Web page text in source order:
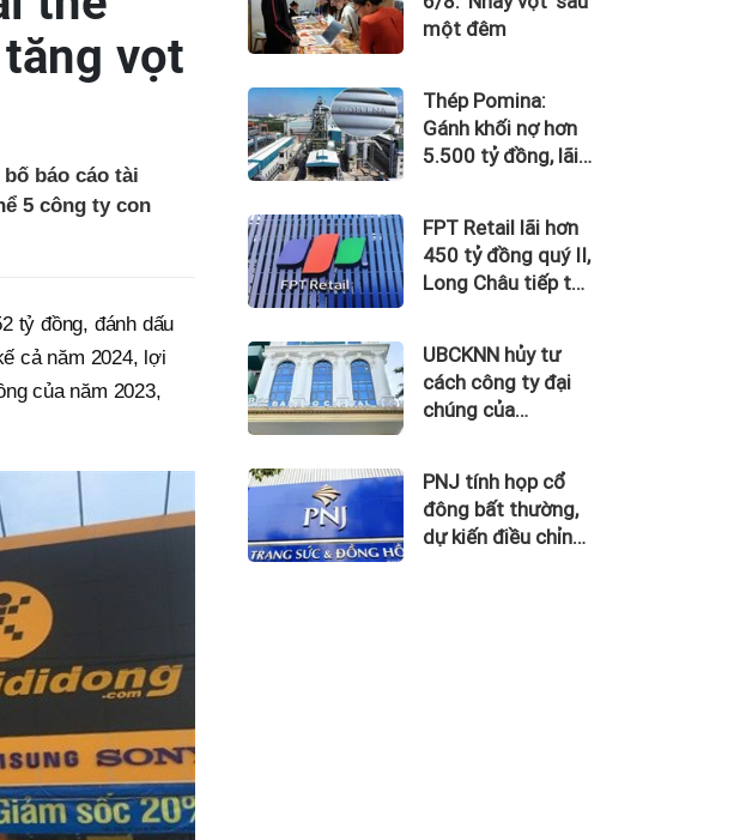
vọt
báo cáo tài
5 công ty con
tỷ đồng, đánh dấu
cả năm 2024, lợi
của năm 2023,
một đêm
Thép Pomina:
Gánh khối nợ hơn
5.500 tỷ đồng, lãi
FPT Retail lãi hơn
450 tỷ đồng quý II,
Long Châu tiếp tục
UBCKNN hủy tư
cách công ty đại
chúng của
PNJ tính họp cổ
đông bất thường,
dự kiến điều chỉnh